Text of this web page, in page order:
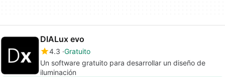
DIALux evo
4.3 Gratuito
Un software gratuito para desarrollar un diseño de
iluminación